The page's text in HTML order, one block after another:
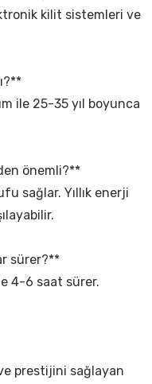
kilit sistemleri ve
ile 25-35 yıl boyunca
önemli?**
sağlar. Yıllık enerji
sürer?**
4-6 saat sürer.
prestijini sağlayan